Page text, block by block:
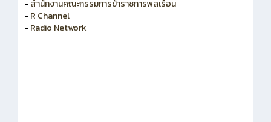
- สำนักงานคณะกรรมการพัฒนาระบบราชการ
- สำนักงานคณะกรรมการข้าราชการพลเรือน
- R Channel